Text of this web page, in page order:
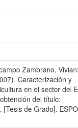
Zambrano,
Caracterización y
en el sector del
del título:
[Tesis de Grado].